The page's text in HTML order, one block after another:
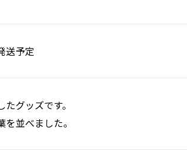
送予定
グッズです。
並べました。